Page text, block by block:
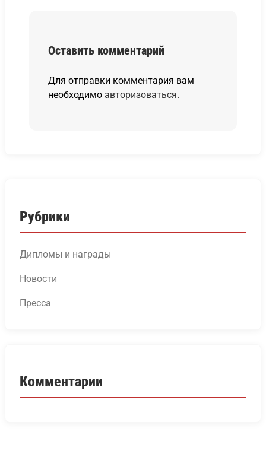
Оставить комментарий
Для отправки комментария вам
необходимо авторизоваться.
Рубрики
Дипломы и награды
Новости
Пресса
Комментарии